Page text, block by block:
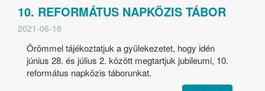
10. REFORMÁTUS NAPKÖZIS TÁBOR
2021-06-18
Örömmel tájékoztatjuk a gyülekezetet, hogy idén
június 28. és július 2. között megtartjuk jubileumi, 10.
református napközis táborunkat.